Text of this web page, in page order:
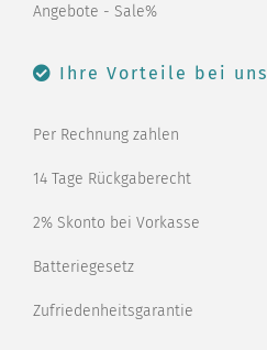
Angebote - Sale%
Ihre Vorteile bei uns
Per Rechnung zahlen
14 Tage Rückgaberecht
2% Skonto bei Vorkasse
Batteriegesetz
Zufriedenheitsgarantie